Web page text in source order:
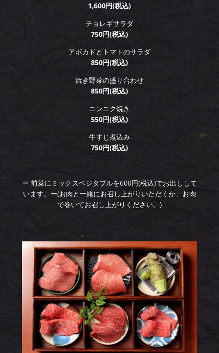
1,600円(税込)
チョレギサラダ
750円(税込)
アボカドとトマトのサラダ
850円(税込)
焼き野菜の盛り合わせ
850円(税込)
ニンニク焼き
550円(税込)
牛すじ煮込み
750円(税込)
ー 前菜にミックスベジタブルを600円(税込)でお出しして
います。ー(お肉と一緒にお召し上がりいただくか、お肉
で巻いてお召し上がりください。)